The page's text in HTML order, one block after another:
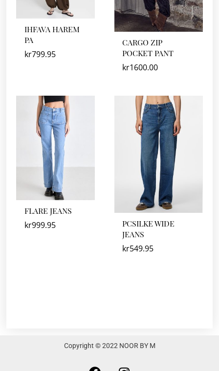
IHFAVA HAREM
PA
kr799.95
CARGO ZIP
POCKET PANT
kr1600.00
FLARE JEANS
kr999.95
PCSILKE WIDE
JEANS
kr549.95
Copyright © 2022 NOOR BY M
F
I